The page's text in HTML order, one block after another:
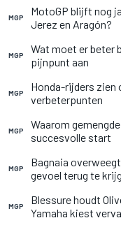
MGP
MotoGP blijft nog
Jerez en Aragón?
MGP
Wat moet er beter
pijnpunt aan
MGP
Honda-rijders zien
verbeterpunten
MGP
Waarom
succesvolle start
MGP
Bagnaia
gevoel terug te
MGP
Blessure houdt
Yamaha kiest